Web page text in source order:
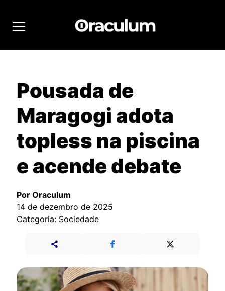
Pousada de
Maragogi adota
topless na piscina
e acende debate
Por Oraculum
14 de dezembro de 2025
Categoria: Sociedade